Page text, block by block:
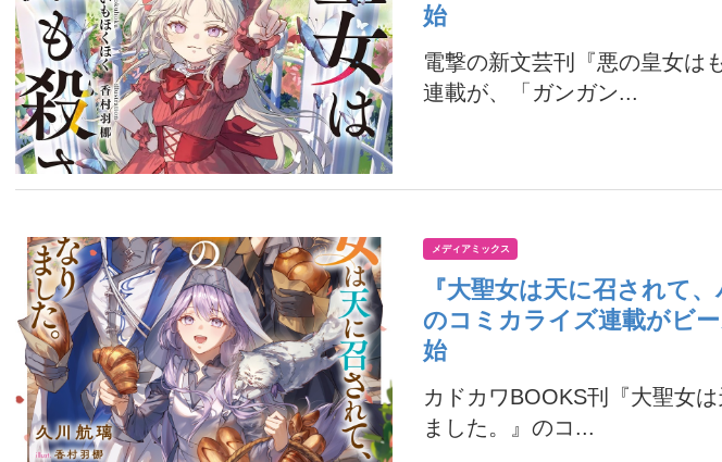
始
電撃の新文芸刊『悪の皇女は
連載が、「ガンガン...
メディアミックス
『大聖女は天に召されて
のコミカライズ連載がビ
始
カドカワBOOKS刊『大聖女
ました。』のコ...